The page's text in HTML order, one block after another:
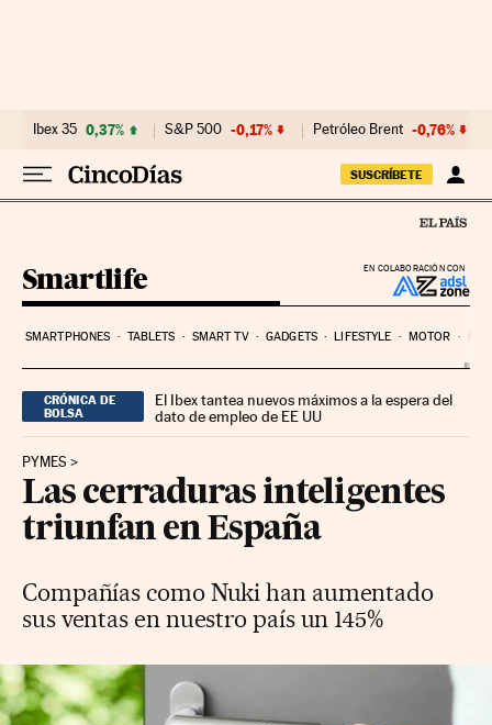
Ibex 35 0,37% S&P 500 -0,17% Petróleo Brent -0,76%
SUSCRÍBETE
EN COLABORACIÓN CON
Smartlife
SMARTPHONES TABLETS SMART TV GADGETS LIFESTYLE MOTOR
CRÓNICA DE
BOLSA
El Ibex tantea nuevos máximos a la espera del
dato de empleo de EE UU
PYMES
Las cerraduras inteligentes
triunfan en España
Compañías como Nuki han aumentado
sus ventas en nuestro país un 145%